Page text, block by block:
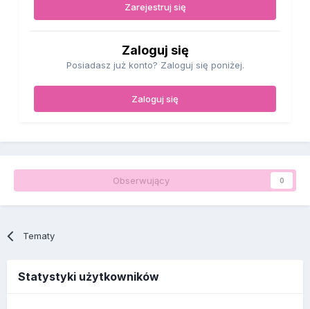
Zarejestruj się
Zaloguj się
Posiadasz już konto? Zaloguj się poniżej.
Zaloguj się
Obserwujący 0
Tematy
Statystyki użytkowników